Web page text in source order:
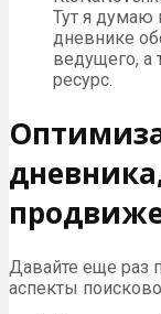
Тут я думаю
дневнике
ведущего, а
ресурс.
Давайте еще раз
аспекты